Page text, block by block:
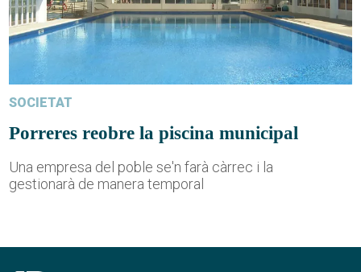
SOCIETAT
Porreres reobre la piscina municipal
Una empresa del poble se'n farà càrrec i la
gestionarà de manera temporal